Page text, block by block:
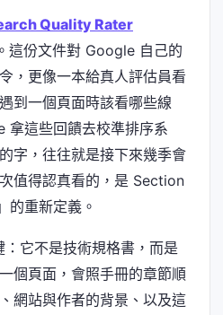
Quality Rater
這份文件對 Google 自己的
，更像一本給真人評估員看
到一個頁面時該看哪些線
拿這些回饋去校準排序系
字，往往就是接下來幾季會
值得認真看的，是 Section
的重新定義。
它不是技術規格書，而是
個頁面，會照手冊的章節順
網站與作者的背景、以及這